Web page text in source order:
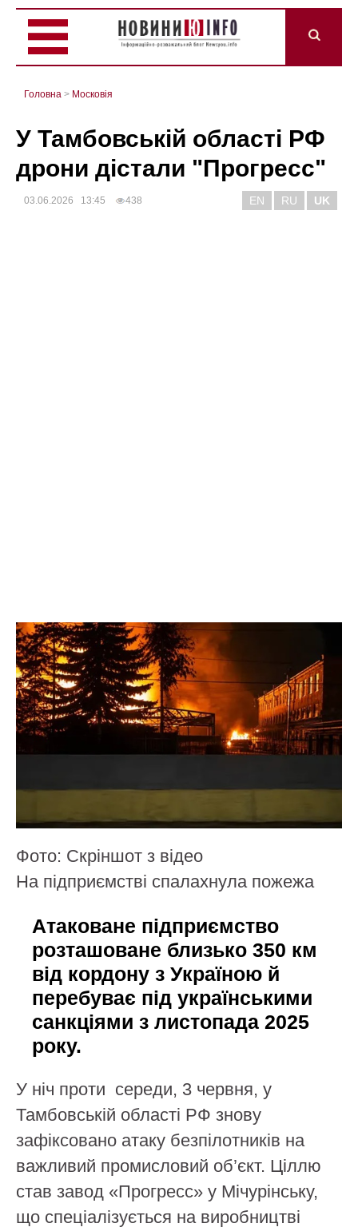
Головна > Mосковія
У Тамбовській області РФ
дрони дістали "Прогресс"
03.06.2026 13:45 438 EN RU UK
Фото: Скріншот з відео
На підприємстві спалахнула пожежа
Атаковане підприємство
розташоване близько 350 км
від кордону з Україною й
перебуває під українськими
санкціями з листопада 2025
року.
У ніч проти середи, 3 червня, у
Тамбовській області РФ знову
зафіксовано атаку безпілотників на
важливий промисловий об’єкт. Ціллю
став завод «Прогресс» у Мічурінську,
що спеціалізується на виробництві